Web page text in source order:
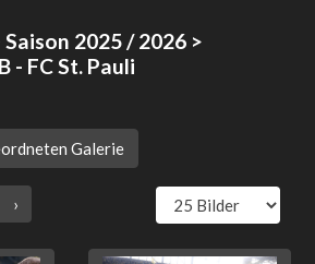
Saison 2025 / 2026 >
- FC St. Pauli
Galerie
›